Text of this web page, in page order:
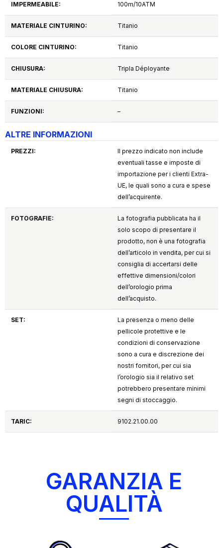
IMPERMEABILE: 100m/10ATM
MATERIALE CINTURINO: Titanio
COLORE CINTURINO: Titanio
CHIUSURA: Tripla Déployante
MATERIALE CHIUSURA: Titanio
FUNZIONI: –
ALTRE INFORMAZIONI
PREZZI:
Il prezzo indicato non include
eventuali tasse e imposte di
importazione per i clienti Extra-
UE, le quali sono a cura e spese
dell’acquirente.
FOTOGRAFIE:
La fotografia pubblicata ha il
solo scopo di presentare il
prodotto, non è una fotografia
dell’articolo in vendita, per cui si
consiglia di accertarsi delle
effettive dimensioni/colori
dell’orologio prima
dell’acquisto.
SET:
La presenza o meno delle
pellicole protettive e le
condizioni di conservazione
sono a cura e discrezione dei
nostri fornitori, per cui sia
l’orologio sia il relativo set
potrebbero presentare minimi
segni di stoccaggio.
TARIC: 9102.21.00.00
GARANZIA E
QUALITÀ